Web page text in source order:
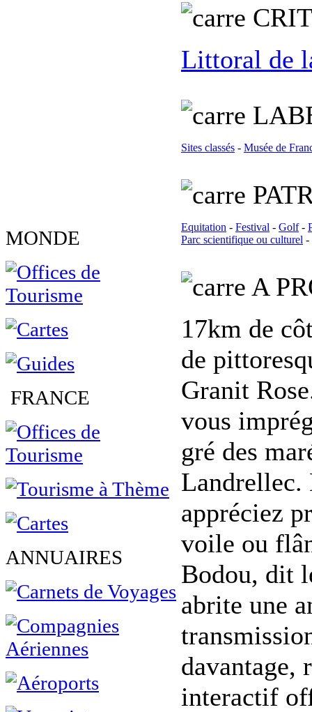
MONDE
FRANCE
ANNUAIRES
C
Littoral de
L
Sites classés - Musée de
Equitation - Festival - Golf-
Parc scientifique ou culturel -
A
17km de
de
Granit
vous
gré des
Landrellec.
appréciez
voile ou
Bodou, dit
abrite une
davantage,
interactif